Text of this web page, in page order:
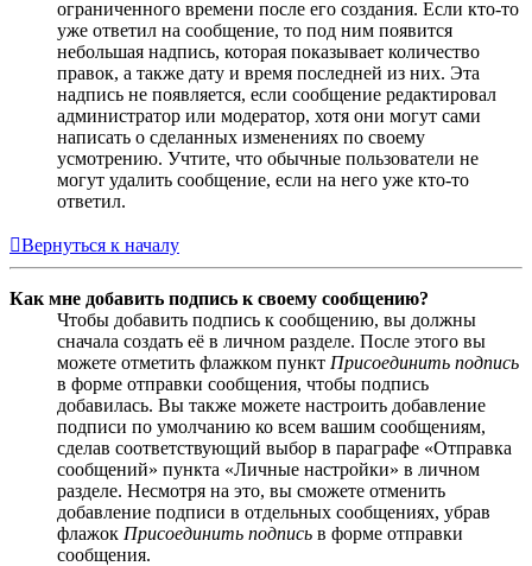
ограниченного времени после его создания. Если кто-то
уже ответил на сообщение, то под ним появится
небольшая надпись, которая показывает количество
правок, а также дату и время последней из них. Эта
надпись не появляется, если сообщение редактировал
администратор или модератор, хотя они могут сами
написать о сделанных изменениях по своему
усмотрению. Учтите, что обычные пользователи не
могут удалить сообщение, если на него уже кто-то
ответил.
Вернуться к началу
Как мне добавить подпись к своему сообщению?
Чтобы добавить подпись к сообщению, вы должны
сначала создать её в личном разделе. После этого вы
можете отметить флажком пункт Присоединить подпись
в форме отправки сообщения, чтобы подпись
добавилась. Вы также можете настроить добавление
подписи по умолчанию ко всем вашим сообщениям,
сделав соответствующий выбор в параграфе «Отправка
сообщений» пункта «Личные настройки» в личном
разделе. Несмотря на это, вы сможете отменить
добавление подписи в отдельных сообщениях, убрав
флажок Присоединить подпись в форме отправки
сообщения.